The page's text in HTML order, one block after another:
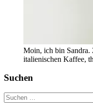
Moin, ich bin Sandra.
italienischen Kaffee,
Suchen
Suchen
nach: